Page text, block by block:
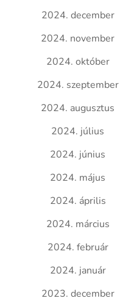
2024. december
2024. november
2024. október
2024. szeptember
2024. augusztus
2024. július
2024. június
2024. május
2024. április
2024. március
2024. február
2024. január
2023. december